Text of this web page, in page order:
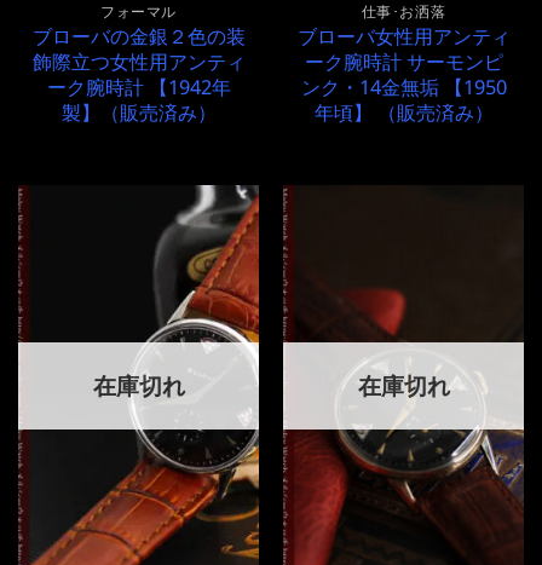
フォーマル
ブローバの金銀２色の装
飾際立つ女性用アンティ
ーク腕時計 【1942年
製】（販売済み）
仕事･お洒落
ブローバ女性用アンティ
ーク腕時計 サーモンピ
ンク・14金無垢 【1950
年頃】 （販売済み）
在庫切れ 在庫切れ